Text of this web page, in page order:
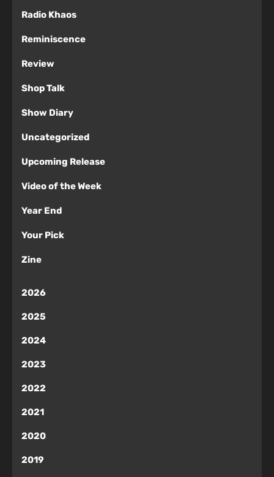
Radio Khaos
Reminiscence
Review
Shop Talk
Show Diary
Uncategorized
Upcoming Release
Video of the Week
Year End
Your Pick
Zine
2026
2025
2024
2023
2022
2021
2020
2019